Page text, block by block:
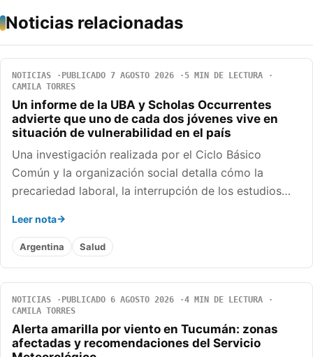
Noticias relacionadas
NOTICIAS PUBLICADO 7 AGOSTO 2026
5 MIN DE LECTURA
CAMILA TORRES
Un informe de la UBA y Scholas Occurrentes
advierte que uno de cada dos jóvenes vive en
situación de vulnerabilidad en el país
Una investigación realizada por el Ciclo Básico
Común y la organización social detalla cómo la
precariedad laboral, la interrupción de los estudios…
Leer nota
Argentina Salud
NOTICIAS PUBLICADO 6 AGOSTO 2026
4 MIN DE LECTURA
CAMILA TORRES
Alerta amarilla por viento en Tucumán: zonas
afectadas y recomendaciones del Servicio